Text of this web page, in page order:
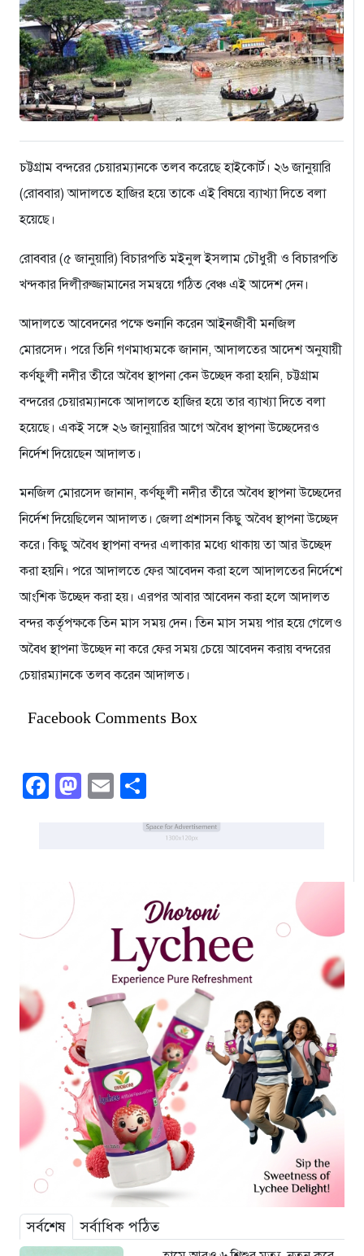
চট্টগ্রাম বন্দরের চেয়ারম্যানকে তলব করেছে হাইকোর্ট। ২৬ জানুয়ারি
(রোববার) আদালতে হাজির হয়ে তাকে এই বিষয়ে ব্যাখ্যা দিতে বলা
হয়েছে।
রোববার (৫ জানুয়ারি) বিচারপতি মইনুল ইসলাম চৌধুরী ও বিচারপতি
খন্দকার দিলীরুজ্জামানের সমন্বয়ে গঠিত বেঞ্চ এই আদেশ দেন।
আদালতে আবেদনের পক্ষে শুনানি করেন আইনজীবী মনজিল
মোরসেদ। পরে তিনি গণমাধ্যমকে জানান, আদালতের আদেশ অনুযায়ী
কর্ণফুলী নদীর তীরে অবৈধ স্থাপনা কেন উচ্ছেদ করা হয়নি, চট্টগ্রাম
বন্দরের চেয়ারম‌্যানকে আদালতে হাজির হয়ে তার ব্যাখ্যা দিতে বলা
হয়েছে। একই সঙ্গে ২৬ জানুয়ারির আগে অবৈধ স্থাপনা উচ্ছেদেরও
নির্দেশ দিয়েছেন আদালত।
মনজিল মোরসেদ জানান, কর্ণফুলী নদীর তীরে অবৈধ স্থাপনা উচ্ছেদের
নির্দেশ দিয়েছিলেন আদালত। জেলা প্রশাসন কিছু অবৈধ স্থাপনা উচ্ছেদ
করে। কিছু অবৈধ স্থাপনা বন্দর এলাকার মধ্যে থাকায় তা আর উচ্ছেদ
করা হয়নি। পরে আদালতে ফের আবেদন করা হলে আদালতের নির্দেশে
আংশিক উচ্ছেদ করা হয়। এরপর আবার আবেদন করা হলে আদালত
বন্দর কর্তৃপক্ষকে তিন মাস সময় দেন। তিন মাস সময় পার হয়ে গেলেও
অবৈধ স্থাপনা উচ্ছেদ না করে ফের সময় চেয়ে আবেদন করায় বন্দরের
চেয়ারম্যানকে তলব করেন আদালত।
Facebook Comments Box
Facebook
Mastodon
Email
সর্বশেষ সর্বাধিক পঠিত